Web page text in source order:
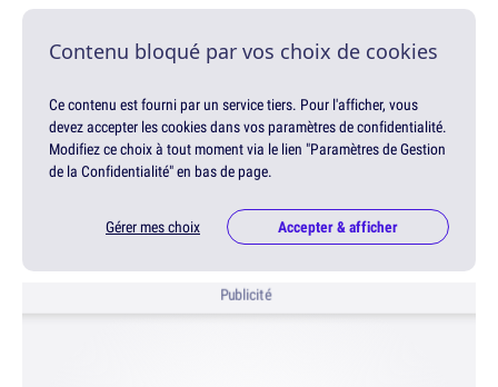
Contenu bloqué par vos choix de cookies
Ce contenu est fourni par un service tiers. Pour l'afficher, vous
devez accepter les cookies dans vos paramètres de confidentialité.
Modifiez ce choix à tout moment via le lien "Paramètres de Gestion
de la Confidentialité" en bas de page.
Gérer mes choix Accepter & afficher
Publicité